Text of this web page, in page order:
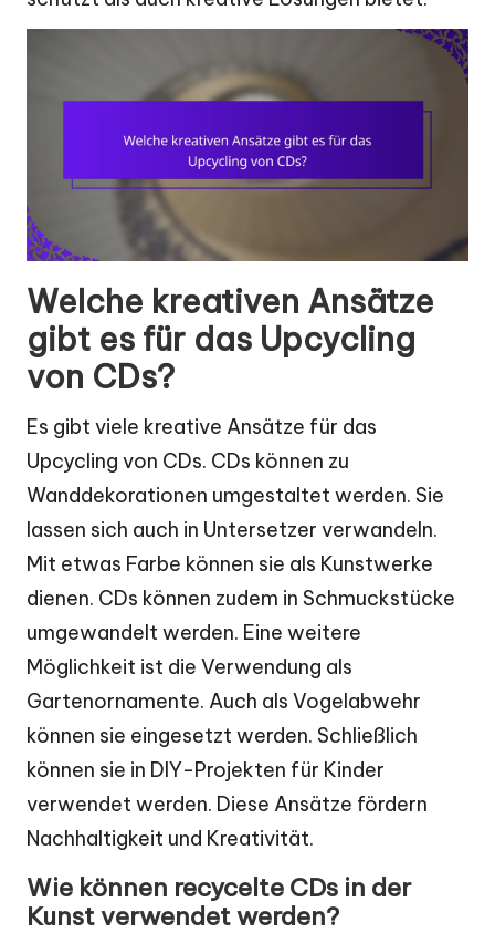
Welche kreativen Ansätze
gibt es für das Upcycling
von CDs?
Es gibt viele kreative Ansätze für das
Upcycling von CDs. CDs können zu
Wanddekorationen umgestaltet werden. Sie
lassen sich auch in Untersetzer verwandeln.
Mit etwas Farbe können sie als Kunstwerke
dienen. CDs können zudem in Schmuckstücke
umgewandelt werden. Eine weitere
Möglichkeit ist die Verwendung als
Gartenornamente. Auch als Vogelabwehr
können sie eingesetzt werden. Schließlich
können sie in DIY-Projekten für Kinder
verwendet werden. Diese Ansätze fördern
Nachhaltigkeit und Kreativität.
Wie können recycelte CDs in der
Kunst verwendet werden?